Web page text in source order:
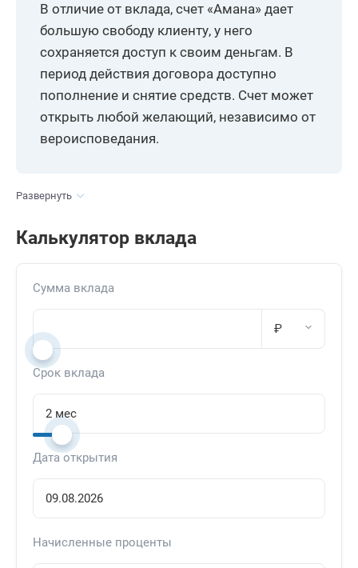
В отличие от вклада, счет «Амана» дает
большую свободу клиенту, у него
сохраняется доступ к своим деньгам. В
период действия договора доступно
пополнение и снятие средств. Счет может
открыть любой желающий, независимо от
вероисповедания.
Развернуть
Калькулятор вклада
Сумма вклада
₽
Срок вклада
Дата открытия
Начисленные проценты